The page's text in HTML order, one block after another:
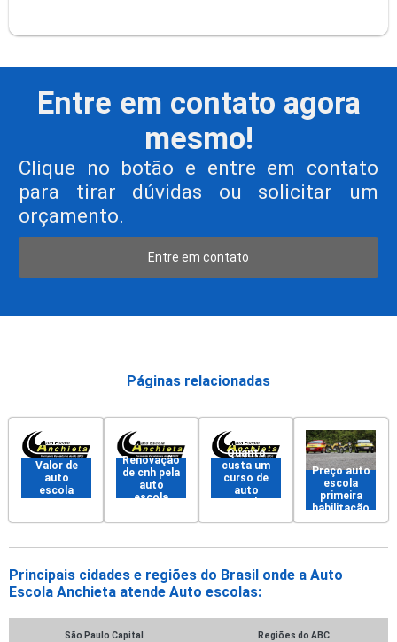
Entre em contato agora
mesmo!
Clique no botão e entre em contato
para tirar dúvidas ou solicitar um
orçamento.
Entre em contato
Páginas relacionadas
Valor de
auto
escola
Renovação
de cnh pela
auto
escola
Quanto
custa um
curso de
auto
Preço auto
escola
primeira
habilitação
Principais cidades e regiões do Brasil onde a Auto
Escola Anchieta atende Auto escolas:
São Paulo Capital Regiões do ABC